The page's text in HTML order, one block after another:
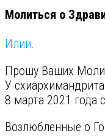
Молиться о
Илии.
Прошу Ваших
У
8 марта 2021 года
Возлюбленные о